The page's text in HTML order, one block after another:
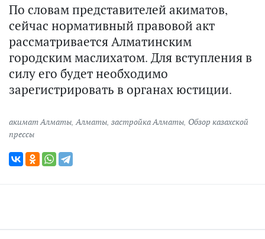
По словам представителей акиматов,
сейчас нормативный правовой акт
рассматривается Алматинским
городским маслихатом. Для вступления в
силу его будет необходимо
зарегистрировать в органах юстиции.
акимат Алматы Алматы застройка Алматы Обзор казахской
прессы